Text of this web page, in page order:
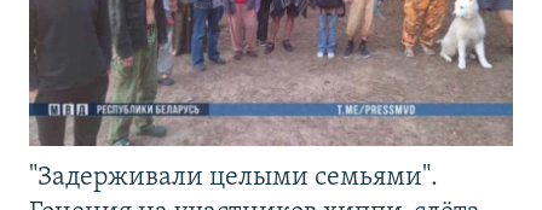
"Задерживали целыми семьями".